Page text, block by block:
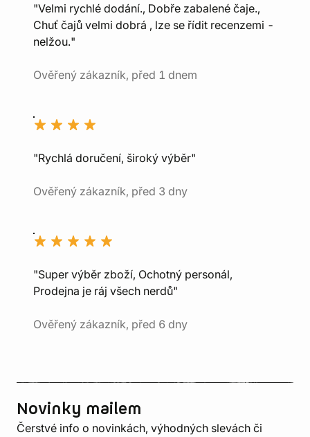
"Velmi rychlé dodání., Dobře zabalené čaje.,
Chuť čajů velmi dobrá , lze se řídit recenzemi -
nelžou."
Ověřený zákazník, před 1 dnem
"Rychlá doručení, široký výběr"
Ověřený zákazník, před 3 dny
"Super výběr zboží, Ochotný personál,
Prodejna je ráj všech nerdů"
Ověřený zákazník, před 6 dny
Novinky mailem
Čerstvé info o novinkách, výhodných slevách či